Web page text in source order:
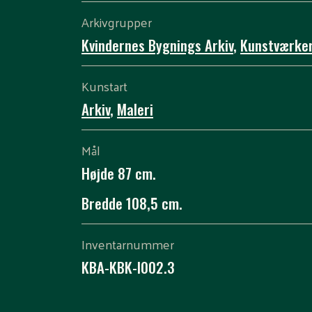
Arkivgrupper
Kvindernes Bygnings Arkiv,
Kunstart
Arkiv, Maleri
Mål
Højde 87 cm.
Bredde 108,5 cm.
Inventarnummer
KBA-KBK-I002.3